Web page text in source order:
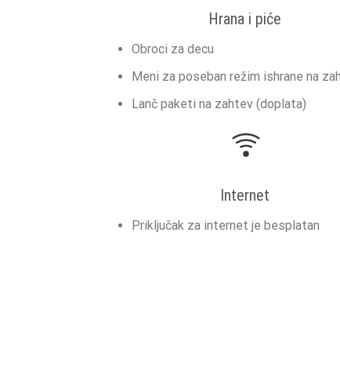
Hrana i piće
Obroci za decu
Meni za poseban režim ishrane na
Lanč paketi na zahtev (doplata)
Internet
Priključak za internet je besplatan